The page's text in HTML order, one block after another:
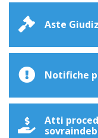
Aste
Notifiche
Atti